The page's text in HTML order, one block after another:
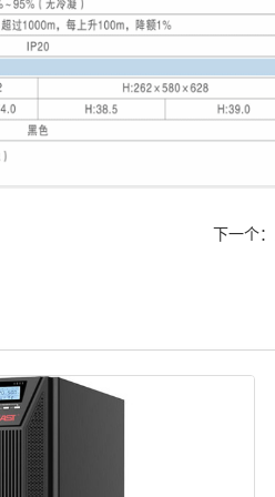
下一个：